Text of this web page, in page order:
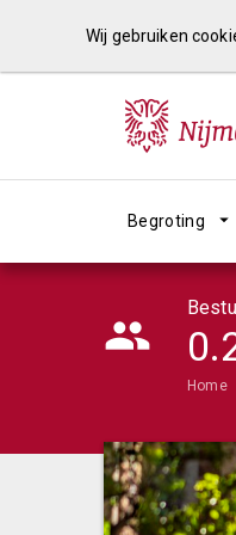
Begroting
Home
Wij gebruiken